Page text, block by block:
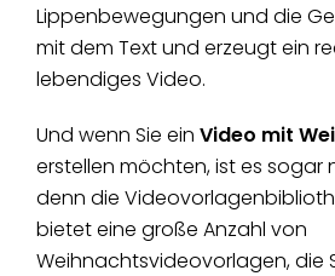
Lippenbewegungen und die
mit dem Text und erzeugt ein
lebendiges Video.
Und wenn Sie ein Video mit
erstellen möchten, ist es sogar
denn die
bietet eine große Anzahl von
Weihnachtsvideovorlagen, die